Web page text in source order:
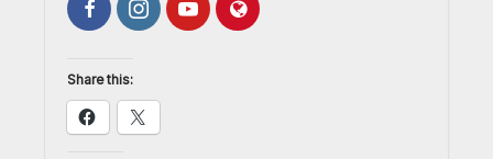
Share this: